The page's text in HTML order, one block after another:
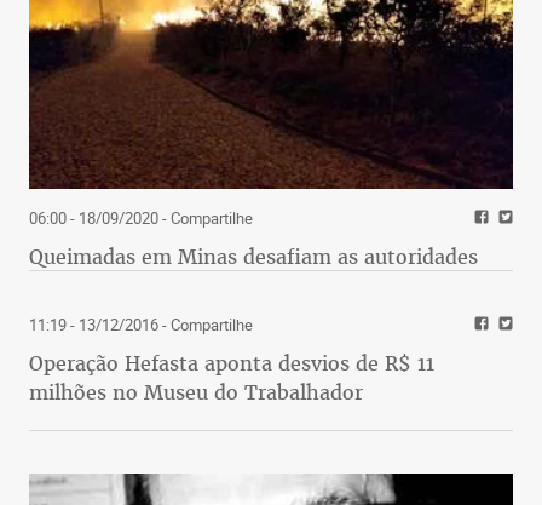
06:00 - 18/09/2020- Compartilhe
Queimadas em Minas desafiam as autoridades
11:19 - 13/12/2016- Compartilhe
Operação Hefasta aponta desvios de R$ 11
milhões no Museu do Trabalhador